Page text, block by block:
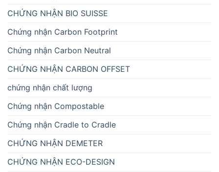
CHỨNG NHẬN BIO SUISSE
Chứng nhận Carbon Footprint
Chứng nhận Carbon Neutral
CHỨNG NHẬN CARBON OFFSET
chứng nhận chất lượng
Chứng nhận Compostable
Chứng nhận Cradle to Cradle
CHỨNG NHẬN DEMETER
CHỨNG NHẬN ECO-DESIGN